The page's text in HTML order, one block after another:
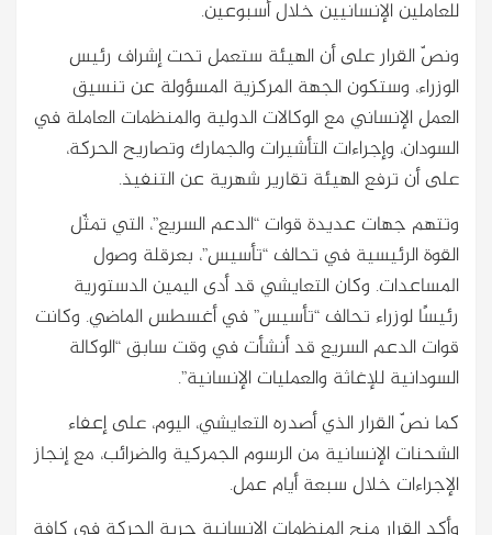
للعاملين الإنسانيين خلال أسبوعين.
ونصّ القرار على أن الهيئة ستعمل تحت إشراف رئيس
الوزراء، وستكون الجهة المركزية المسؤولة عن تنسيق
العمل الإنساني مع الوكالات الدولية والمنظمات العاملة في
السودان، وإجراءات التأشيرات والجمارك وتصاريح الحركة،
على أن ترفع الهيئة تقارير شهرية عن التنفيذ.
وتتهم جهات عديدة قوات “الدعم السريع”، التي تمثّل
القوة الرئيسية في تحالف “تأسيس”، بعرقلة وصول
المساعدات. وكان التعايشي قد أدى اليمين الدستورية
رئيسًا لوزراء تحالف “تأسيس” في أغسطس الماضي. وكانت
قوات الدعم السريع قد أنشأت في وقت سابق “الوكالة
السودانية للإغاثة والعمليات الإنسانية”.
كما نصّ القرار الذي أصدره التعايشي، اليوم، على إعفاء
الشحنات الإنسانية من الرسوم الجمركية والضرائب، مع إنجاز
الإجراءات خلال سبعة أيام عمل.